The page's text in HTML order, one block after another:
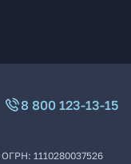
8 800 123-13-15
ОГРН: 1110280037526